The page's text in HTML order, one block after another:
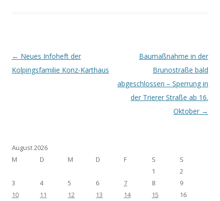
Post navigation
← Neues Infoheft der
Kolpingsfamilie Konz-Karthaus
Baumaßnahme in der
Brunostraße bald
abgeschlossen – Sperrung in
der Trierer Straße ab 16.
Oktober →
August 2026
M
D M D F S
S
1
2
3
4 5 6 7 8
9
10
11 12 13 14 15
16